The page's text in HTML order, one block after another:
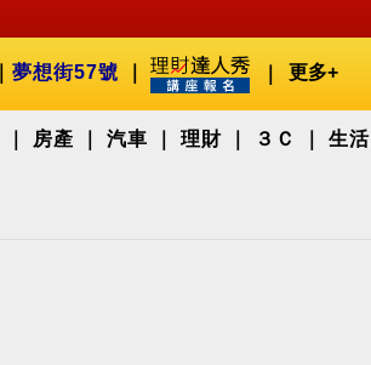
夢想街57號 更多+
房產 汽車 理財 ３Ｃ 生活